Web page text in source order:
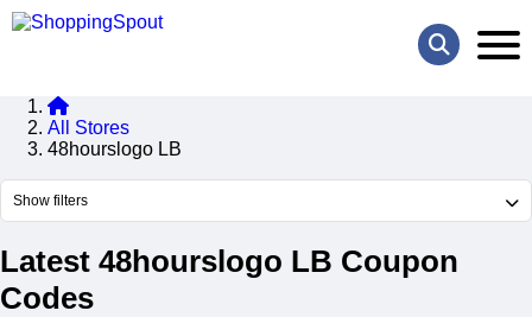
All Stores
48hourslogo LB
Show filters
Latest 48hourslogo LB Coupon
Codes